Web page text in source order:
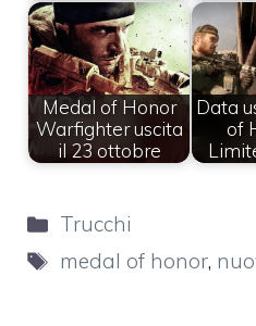
Medal of Honor
Warfighter uscita
il 23 ottobre
Data
of
Categorie
Trucchi
Tag
medal of honor,